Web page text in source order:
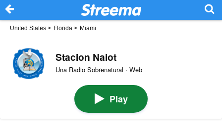
United States > Florida > Miami
Stacion Naiot
Una Radio Sobrenatural · Web
Play